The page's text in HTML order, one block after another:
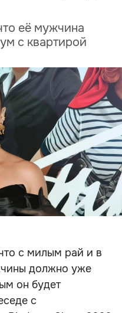
её мужчина
с квартирой
с милым рай и в
должно уже
он будет
с